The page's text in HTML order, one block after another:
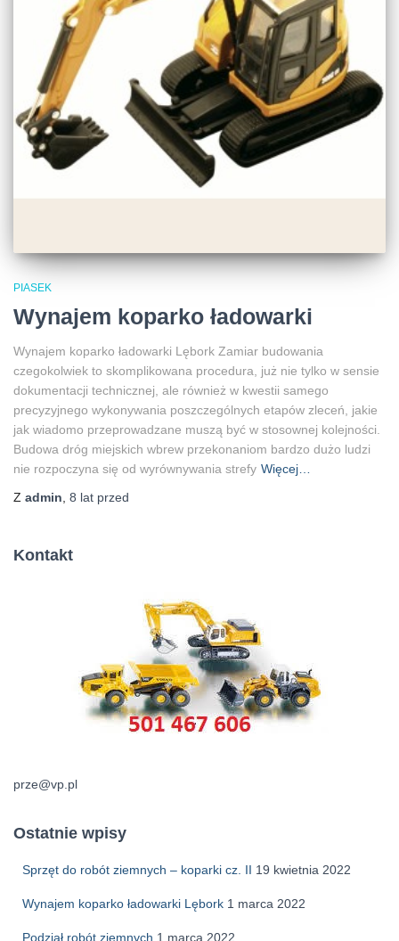
PIASEK
Wynajem koparko ładowarki
Wynajem koparko ładowarki Lębork Zamiar budowania
czegokolwiek to skomplikowana procedura, już nie tylko w sensie
dokumentacji technicznej, ale również w kwestii samego
precyzyjnego wykonywania poszczególnych etapów zleceń, jakie
jak wiadomo przeprowadzane muszą być w stosownej kolejności.
Budowa dróg miejskich wbrew przekonaniom bardzo dużo ludzi
nie rozpoczyna się od wyrównywania strefy Więcej…
Z admin 8 lat przed
Kontakt
prze@vp.pl
Ostatnie wpisy
Sprzęt do robót ziemnych – koparki cz. II 19 kwietnia 2022
Wynajem koparko ładowarki Lębork 1 marca 2022
Podział robót ziemnych 1 marca 2022